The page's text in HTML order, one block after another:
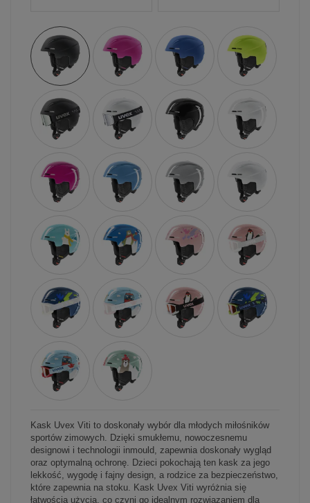
Kask Uvex Viti to doskonały wybór dla młodych miłośników
sportów zimowych. Dzięki smukłemu, nowoczesnemu
designowi i technologii inmould, zapewnia doskonały wygląd
oraz optymalną ochronę. Dzieci pokochają ten kask za jego
lekkość, wygodę i fajny design, a rodzice za bezpieczeństwo,
które zapewnia na stoku. Kask Uvex Viti wyróżnia się
łatwością użycia, co czyni go idealnym rozwiązaniem dla